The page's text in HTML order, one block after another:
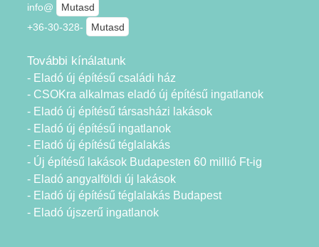
info@
Mutasd
+36-30-328-
Mutasd
További kínálatunk
- Eladó új építésű családi ház
- CSOKra alkalmas eladó új építésű ingatlanok
- Eladó új építésű társasházi lakások
- Eladó új építésű ingatlanok
- Eladó új építésű téglalakás
- Új építésű lakások Budapesten 60 millió Ft-ig
- Eladó angyalföldi új lakások
- Eladó új építésű téglalakás Budapest
- Eladó újszerű ingatlanok